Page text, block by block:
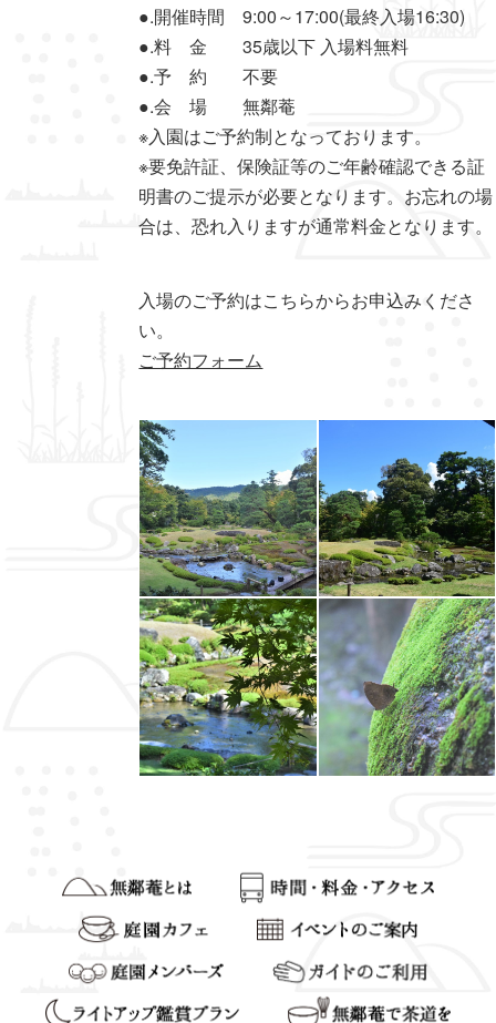
●.開催時間 9:00～17:00(最終入場16:30)
●.料 金 35歳以下 入場料無料
●.予 約 不要
●.会 場 無鄰菴
※入園はご予約制となっております。
※要免許証、保険証等のご年齢確認できる証
明書のご提示が必要となります。お忘れの場
合は、恐れ入りますが通常料金となります。
入場のご予約はこちらからお申込みくださ
い。
ご予約フォーム